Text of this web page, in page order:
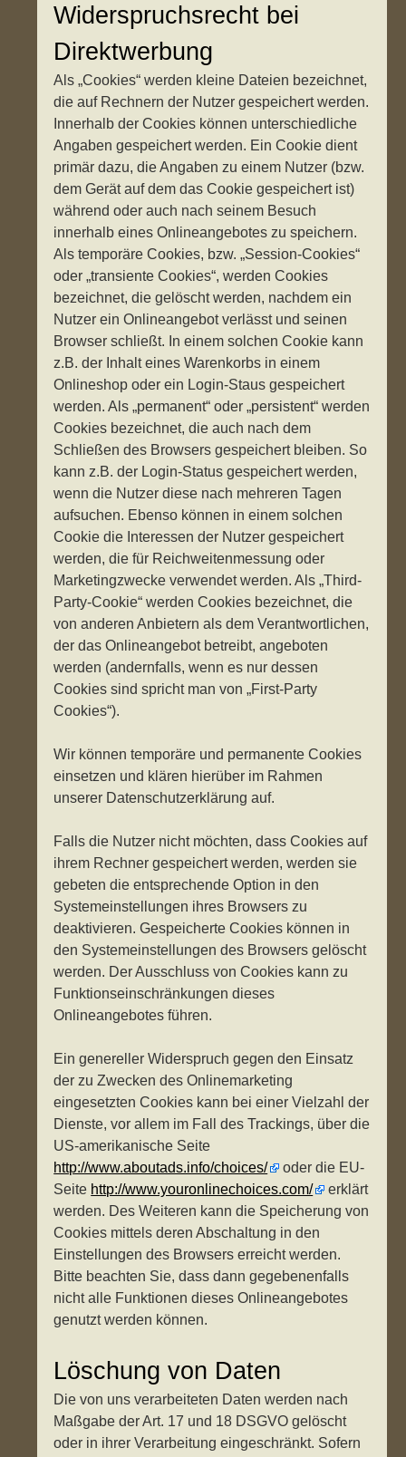
Widerspruchsrecht bei
Direktwerbung
Als „Cookies“ werden kleine Dateien bezeichnet,
die auf Rechnern der Nutzer gespeichert werden.
Innerhalb der Cookies können unterschiedliche
Angaben gespeichert werden. Ein Cookie dient
primär dazu, die Angaben zu einem Nutzer (bzw.
dem Gerät auf dem das Cookie gespeichert ist)
während oder auch nach seinem Besuch
innerhalb eines Onlineangebotes zu speichern.
Als temporäre Cookies, bzw. „Session-Cookies“
oder „transiente Cookies“, werden Cookies
bezeichnet, die gelöscht werden, nachdem ein
Nutzer ein Onlineangebot verlässt und seinen
Browser schließt. In einem solchen Cookie kann
z.B. der Inhalt eines Warenkorbs in einem
Onlineshop oder ein Login-Staus gespeichert
werden. Als „permanent“ oder „persistent“ werden
Cookies bezeichnet, die auch nach dem
Schließen des Browsers gespeichert bleiben. So
kann z.B. der Login-Status gespeichert werden,
wenn die Nutzer diese nach mehreren Tagen
aufsuchen. Ebenso können in einem solchen
Cookie die Interessen der Nutzer gespeichert
werden, die für Reichweitenmessung oder
Marketingzwecke verwendet werden. Als „Third-
Party-Cookie“ werden Cookies bezeichnet, die
von anderen Anbietern als dem Verantwortlichen,
der das Onlineangebot betreibt, angeboten
werden (andernfalls, wenn es nur dessen
Cookies sind spricht man von „First-Party
Cookies“).
Wir können temporäre und permanente Cookies
einsetzen und klären hierüber im Rahmen
unserer Datenschutzerklärung auf.
Falls die Nutzer nicht möchten, dass Cookies auf
ihrem Rechner gespeichert werden, werden sie
gebeten die entsprechende Option in den
Systemeinstellungen ihres Browsers zu
deaktivieren. Gespeicherte Cookies können in
den Systemeinstellungen des Browsers gelöscht
werden. Der Ausschluss von Cookies kann zu
Funktionseinschränkungen dieses
Onlineangebotes führen.
Ein genereller Widerspruch gegen den Einsatz
der zu Zwecken des Onlinemarketing
eingesetzten Cookies kann bei einer Vielzahl der
Dienste, vor allem im Fall des Trackings, über die
US-amerikanische Seite
http://www.aboutads.info/choices/
oder die EU-
Seite http://www.youronlinechoices.com/
erklärt
werden. Des Weiteren kann die Speicherung von
Cookies mittels deren Abschaltung in den
Einstellungen des Browsers erreicht werden.
Bitte beachten Sie, dass dann gegebenenfalls
nicht alle Funktionen dieses Onlineangebotes
genutzt werden können.
Löschung von Daten
Die von uns verarbeiteten Daten werden nach
Maßgabe der Art. 17 und 18 DSGVO gelöscht
oder in ihrer Verarbeitung eingeschränkt. Sofern